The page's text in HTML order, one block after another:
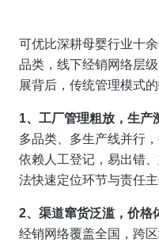
可优比深耕母婴行业十
品类，线下经销网络层
展背后，传统管理模式
1、工厂管理粗放，生产
多品类、多生产线并行
依赖人工登记，易出错
法快速定位环节与责任主
2、渠道窜货泛滥，价格
经销网络覆盖全国，跨